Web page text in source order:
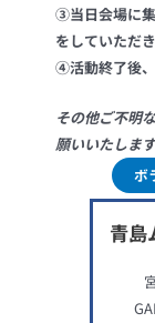
③当日会場に
をしていただき
④活動終了後、
その他ご不明
願いいたします
ボ
青島